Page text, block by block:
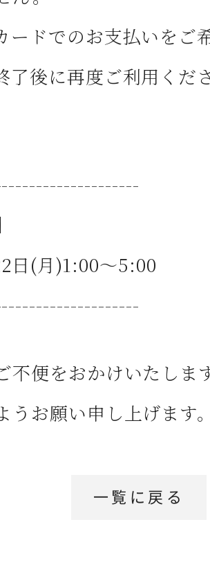
ードでのお支払いをご
了後に再度ご利用くだ
日(月)1:00～5:00
不便をおかけいたしま
うお願い申し上げます
一覧に戻る